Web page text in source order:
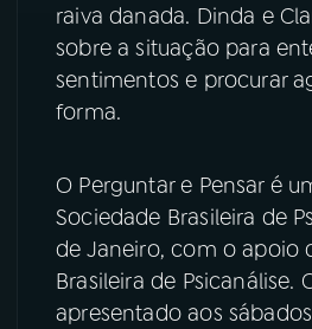
08 PRÊMIO RÁDIO MEC
ACOMPANHE A RÁDIO MEC
Instagram X
TikTok
raiva danada. Dinda e
sobre a situação para
sentimentos e procurar
forma.
O Perguntar e Pensar é
Sociedade Brasileira de
de Janeiro, com o apoio
Brasileira de Psicanálise.
apresentado aos